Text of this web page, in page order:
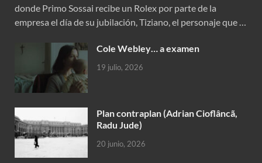
donde Primo Sossai recibe un Rolex por parte de la
empresa el día de su jubilación, Tiziano, el personaje que …
Cole Webley… a examen
19 julio, 2026
Plan contraplan (Adrian Cioflâncã,
Radu Jude)
20 junio, 2026